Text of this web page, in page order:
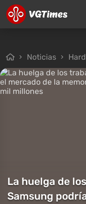
Noticias
La huelga de
Samsung